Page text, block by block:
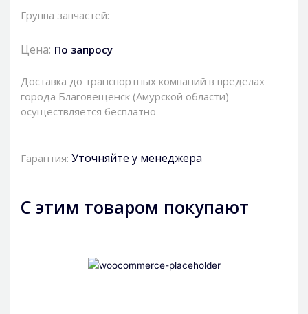
Группа запчастей:
Цена: По запросу
Доставка до транспортных компаний в пределах
города Благовещенск (Амурской области)
осуществляется бесплатно
Гарантия: Уточняйте у менеджера
С этим товаром покупают